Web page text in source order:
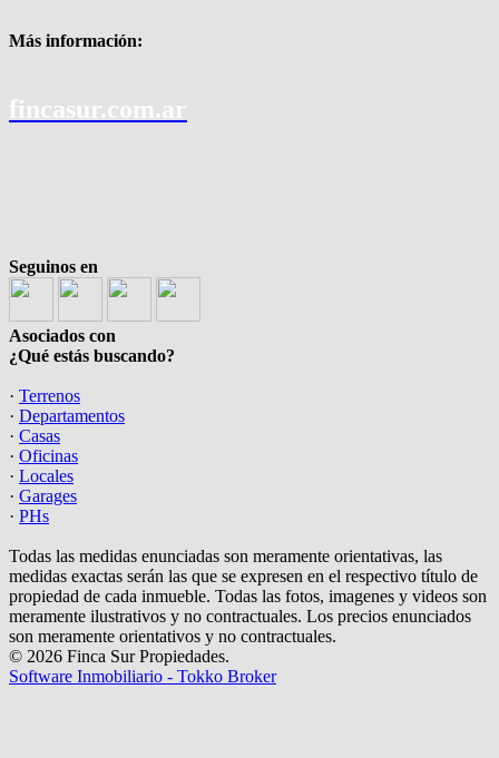
Más información:
fincasur.com.ar
Seguinos en
Asociados con
¿Qué estás buscando?
· Terrenos
· Departamentos
· Casas
· Oficinas
· Locales
· Garages
· PHs
Todas las medidas enunciadas son meramente orientativas, las
medidas exactas serán las que se expresen en el respectivo título de
propiedad de cada inmueble. Todas las fotos, imagenes y videos son
meramente ilustrativos y no contractuales. Los precios enunciados
son meramente orientativos y no contractuales.
© 2026 Finca Sur Propiedades.
Software Inmobiliario - Tokko Broker